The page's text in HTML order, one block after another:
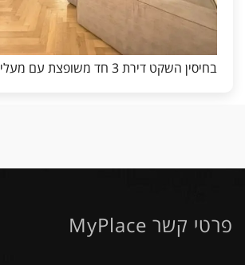
בחיסין השקט דירת 3 חד משופצת עם מעלית
פרטי קשר MyPlace